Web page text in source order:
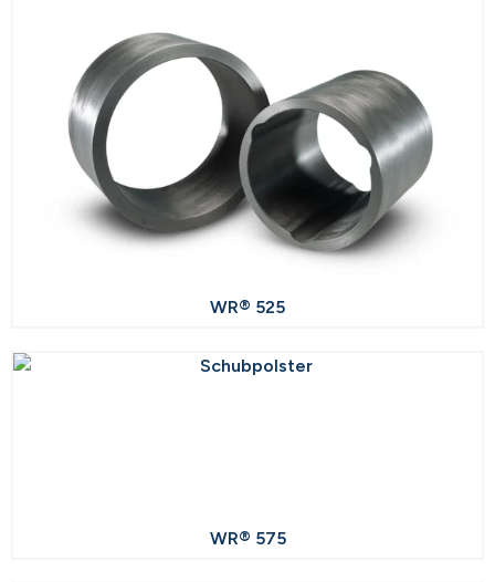
WR® 525
WR® 575